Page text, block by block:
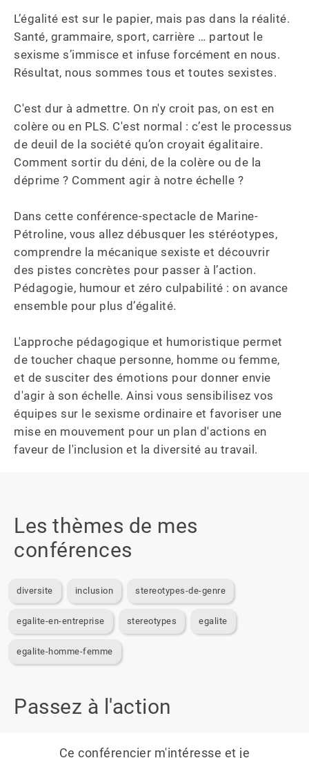
L’égalité est sur le papier, mais pas dans la réalité.
Santé, grammaire, sport, carrière … partout le
sexisme s’immisce et infuse forcément en nous.
Résultat, nous sommes tous et toutes sexistes.
C'est dur à admettre. On n'y croit pas, on est en
colère ou en PLS. C'est normal : c’est le processus
de deuil de la société qu’on croyait égalitaire.
Comment sortir du déni, de la colère ou de la
déprime ? Comment agir à notre échelle ?
Dans cette conférence-spectacle de Marine-
Pétroline, vous allez débusquer les stéréotypes,
comprendre la mécanique sexiste et découvrir
des pistes concrètes pour passer à l’action.
Pédagogie, humour et zéro culpabilité : on avance
ensemble pour plus d’égalité.
L'approche pédagogique et humoristique permet
de toucher chaque personne, homme ou femme,
et de susciter des émotions pour donner envie
d'agir à son échelle. Ainsi vous sensibilisez vos
équipes sur le sexisme ordinaire et favoriser une
mise en mouvement pour un plan d'actions en
faveur de l'inclusion et la diversité au travail.
Les thèmes de mes
conférences
diversite inclusion stereotypes-de-genre
egalite-en-entreprise stereotypes egalite
egalite-homme-femme
Passez à l'action
Ce conférencier m'intéresse et je